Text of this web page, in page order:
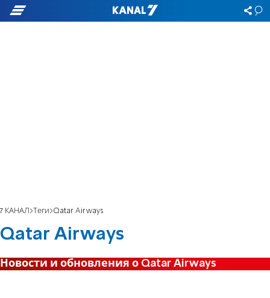
7 КАНАЛ Теги Qatar Airways
Qatar Airways
Новости и обновления о Qatar Airways